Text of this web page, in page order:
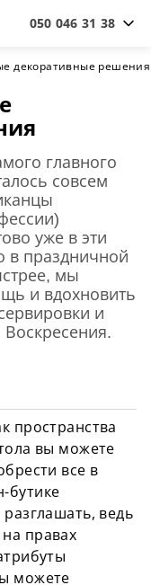
050 046 31 38
декоративные решения
главного
совсем
уже в эти
в праздничной
мы
и вдохновить
и
пространства
вы можете
все в
бутике
ведь
правах
можете